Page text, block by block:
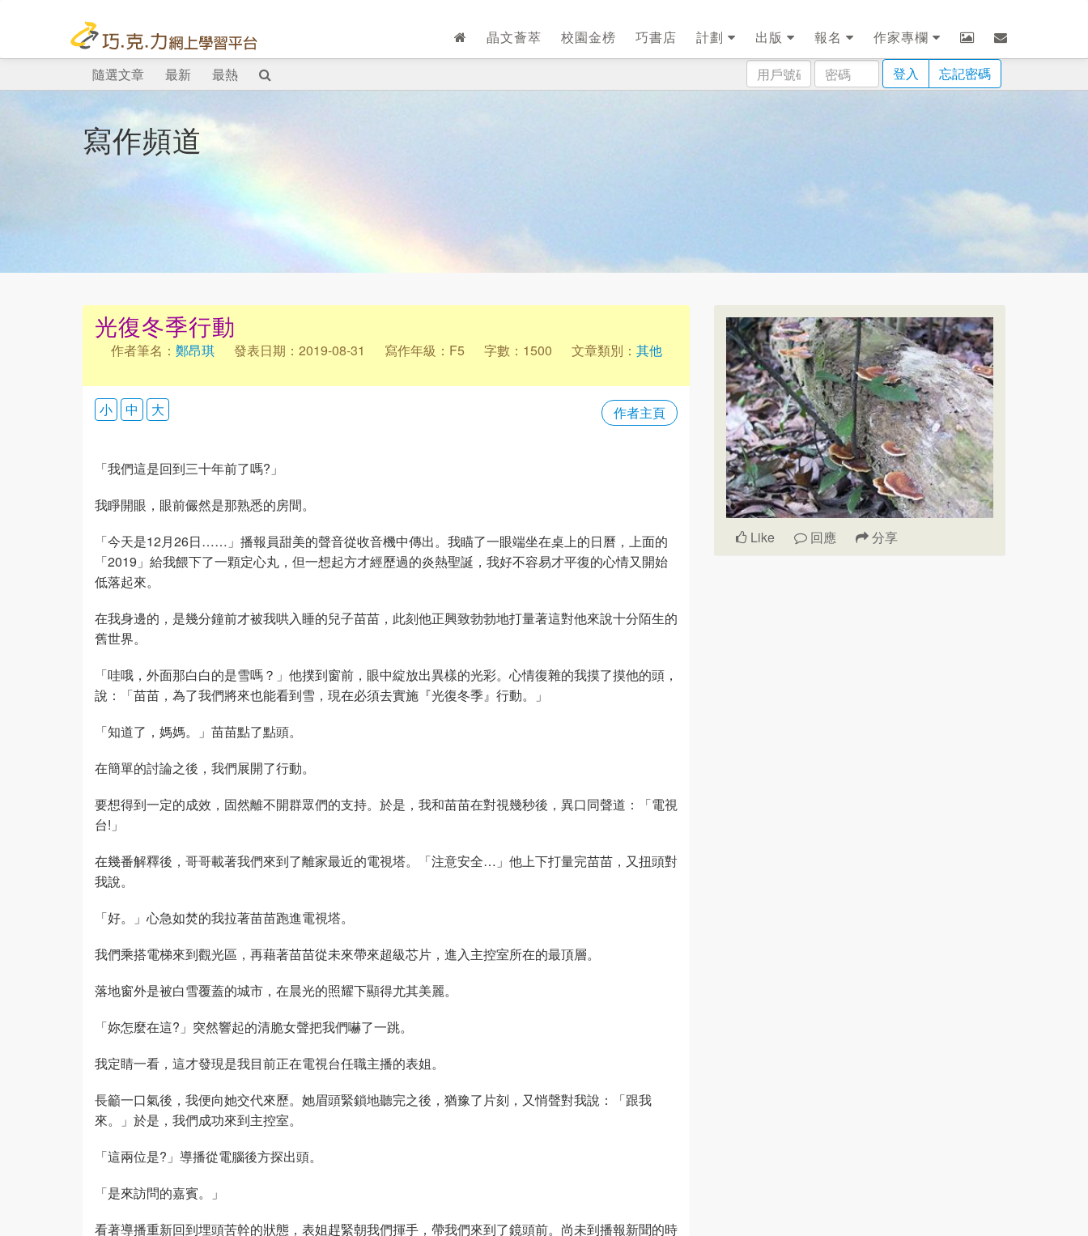
晶文薈萃 校園金榜 巧書店 計劃 出版 報名
作家專欄
用
戶
密
碼
登入 忘記密碼
隨選文章 最新 最熱
寫作頻道
光復冬季行動
作者筆名： 鄭昂琪 發表日期：2019-08-31 寫作年級：F5 字數：1500 文章類別： 其他
作者主頁
小 中 大
「我們這是回到三十年前了嗎?」
我睜開眼，眼前儼然是那熟悉的房間。
「今天是12月26日……」播報員甜美的聲音從收音機中傳出。我瞄了一眼端坐在桌上的日曆，上面的
「2019」給我餵下了一顆定心丸，但一想起方才經歷過的炎熱聖誕，我好不容易才平復的心情又開始
低落起來。
在我身邊的，是幾分鐘前才被我哄入睡的兒子苗苗，此刻他正興致勃勃地打量著這對他來說十分陌生的
舊世界。
「哇哦，外面那白白的是雪嗎？」他撲到窗前，眼中綻放出異樣的光彩。心情復雜的我摸了摸他的頭，
說：「苗苗，為了我們將來也能看到雪，現在必須去實施『光復冬季』行動。」
「知道了，媽媽。」苗苗點了點頭。
在簡單的討論之後，我們展開了行動。
要想得到一定的成效，固然離不開群眾們的支持。於是，我和苗苗在對視幾秒後，異口同聲道：「電視
台!」
在幾番解釋後，哥哥載著我們來到了離家最近的電視塔。「注意安全…」他上下打量完苗苗，又扭頭對
我說。
「好。」心急如焚的我拉著苗苗跑進電視塔。
我們乘搭電梯來到觀光區，再藉著苗苗從未來帶來超級芯片，進入主控室所在的最頂層。
落地窗外是被白雪覆蓋的城市，在晨光的照耀下顯得尤其美麗。
「妳怎麼在這?」突然響起的清脆女聲把我們嚇了一跳。
我定睛一看，這才發現是我目前正在電視台任職主播的表姐。
長籲一口氣後，我便向她交代來歷。她眉頭緊鎖地聽完之後，猶豫了片刻，又悄聲對我說：「跟我
來。」於是，我們成功來到主控室。
「這兩位是?」導播從電腦後方探出頭。
「是來訪問的嘉賓。」
看著導播重新回到埋頭苦幹的狀態，表姐趕緊朝我們揮手，帶我們來到了鏡頭前。尚未到播報新聞的時
Like 回應 分享